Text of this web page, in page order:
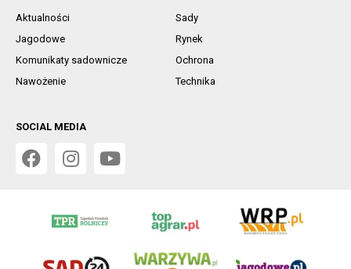
Aktualności
Sady
Jagodowe
Rynek
Komunikaty sadownicze
Ochrona
Nawożenie
Technika
SOCIAL MEDIA